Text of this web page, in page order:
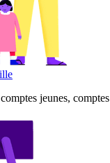
jeunes,